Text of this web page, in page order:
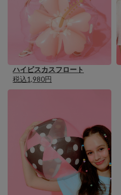
ハイビスカスフロート
税込1,980円